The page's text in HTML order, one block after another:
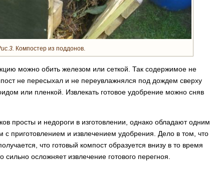
Компостер из поддонов.
можно обить железом или сеткой. Так содержимое не
не пересыхал и не переувлажнялся под дождем сверху
или пленкой. Извлекать готовое удобрение можно сняв
просты и недороги в изготовлении, однако обладают одним
приготовлением и извлечением удобрения. Дело в том, что
что готовый компост образуется внизу в то время
сильно осложняет извлечение готового перегноя.